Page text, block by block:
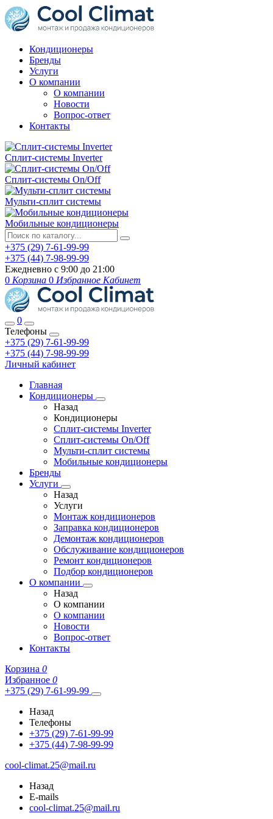
Кондиционеры
Бренды
Услуги
О компании
О компании
Новости
Вопрос-ответ
Контакты
Сплит-системы Inverter
Сплит-системы On/Off
Мульти-сплит системы
Мобильные кондиционеры
+375 (29) 7-61-99-99
+375 (44) 7-98-99-99
Ежедневно с 9:00 до 21:00
0 Корзина 0 Избранное Кабинет
0
Телефоны
+375 (29) 7-61-99-99
+375 (44) 7-98-99-99
Личный кабинет
Главная
Кондиционеры
Назад
Кондиционеры
Сплит-системы Inverter
Сплит-системы On/Off
Мульти-сплит системы
Мобильные кондиционеры
Бренды
Услуги
Назад
Услуги
Монтаж кондиционеров
Заправка кондиционеров
Демонтаж кондиционеров
Обслуживание кондиционеров
Ремонт кондиционеров
Подбор кондиционеров
О компании
Назад
О компании
О компании
Новости
Вопрос-ответ
Контакты
Корзина 0
Избранное 0
+375 (29) 7-61-99-99
Назад
Телефоны
+375 (29) 7-61-99-99
+375 (44) 7-98-99-99
cool-climat.25@mail.ru
Назад
E-mails
cool-climat.25@mail.ru